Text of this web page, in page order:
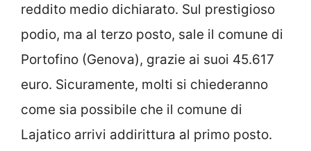
reddito medio dichiarato. Sul prestigioso
podio, ma al terzo posto, sale il comune di
Portofino (Genova), grazie ai suoi 45.617
euro. Sicuramente, molti si chiederanno
come sia possibile che il comune di
Lajatico arrivi addirittura al primo posto.